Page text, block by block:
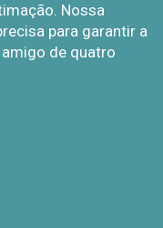
Nossa
para garantir a
de quatro